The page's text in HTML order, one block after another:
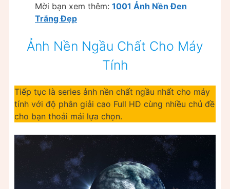
Mời bạn xem thêm: 1001 Ảnh Nền Đen
Trắng Đẹp
Ảnh Nền Ngầu Chất Cho Máy
Tính
Tiếp tục là series ảnh nền chất ngầu nhất cho máy
tính với độ phân giải cao Full HD cùng nhiều chủ đề
cho bạn thoải mái lựa chọn.